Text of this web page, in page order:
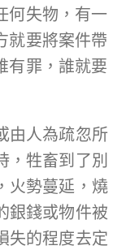
何失物，有一
就要將案件帶
有罪，誰就要
由人為疏忽所
，牲畜到了別
火勢蔓延，燒
銀錢或物件被
失的程度去定